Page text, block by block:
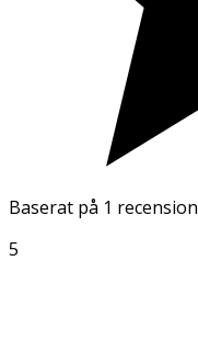
Baserat på 1 recension
5